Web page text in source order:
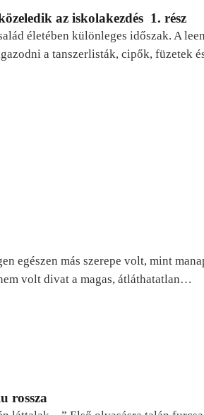
az iskolakezdés 1. rész
életében különleges időszak. A
a tanszerlisták, cipők, füzetek
egészen más szerepe volt, mint
volt divat a magas, átláthatatlan…
rossza